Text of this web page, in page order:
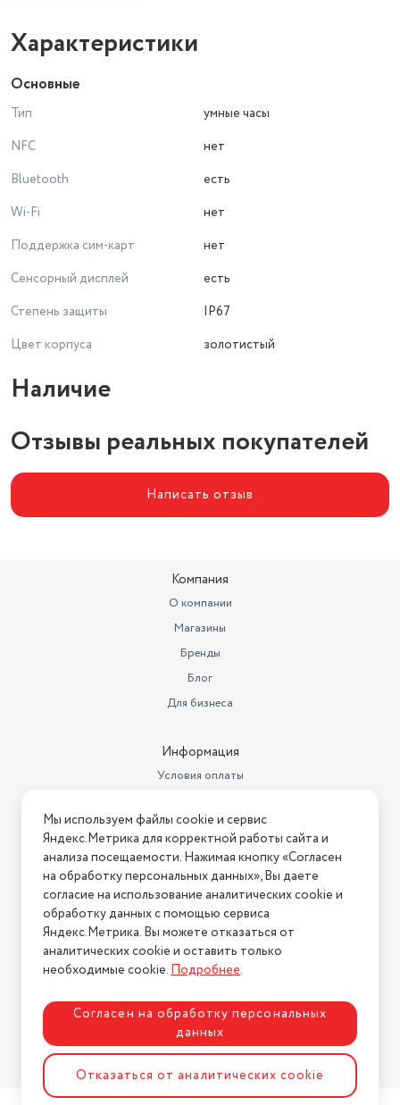
обуславливает устойчивость к негативному воздействию
влаги.
Характеристики
Основные
Тип
умные часы
NFC
нет
Bluetooth
есть
Wi-Fi
нет
Поддержка сим-карт
нет
Сенсорный дисплей
есть
Степень защиты
IP67
Цвет корпуса
золотистый
Наличие
Отзывы реальных покупателей
Написать отзыв
Компания
О компании
Магазины
Бренды
Блог
Для бизнеса
Информация
Условия оплаты
Условия возврата
Нашли ошибку на сайте? Напишите нам
2026 © Интернет-магазин "АстМаркет". У нас есть всё!
Политика конфиденциальности
Разработка сайтаASTDESIGN
Мы используем файлы cookie и сервис
Яндекс.Метрика для корректной работы сайта и
анализа посещаемости. Нажимая кнопку «Согласен
на обработку персональных данных», Вы даете
согласие на использование аналитических cookie и
обработку данных с помощью сервиса
Яндекс.Метрика. Вы можете отказаться от
аналитических cookie и оставить только
необходимые cookie.Подробнее.
Согласен на обработку персональных
данных
Отказаться от аналитических cookie